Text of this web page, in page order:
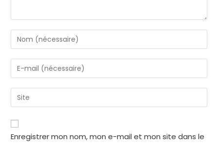
Enregistrer mon nom, mon e-mail et mon site dans le